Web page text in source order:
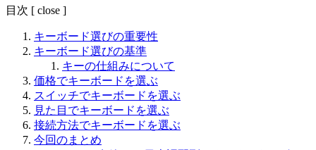
目次 [ close ]
キーボード選びの重要性
キーボード選びの基準
キーの仕組みについて
価格でキーボードを選ぶ
スイッチでキーボードを選ぶ
見た目でキーボードを選ぶ
接続方法でキーボードを選ぶ
今回のまとめ